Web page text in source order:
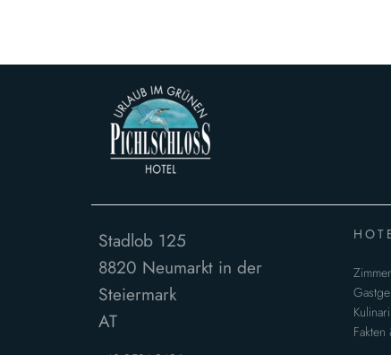
Stadlob 125
8820 Neumarkt in der
Steiermark
AT